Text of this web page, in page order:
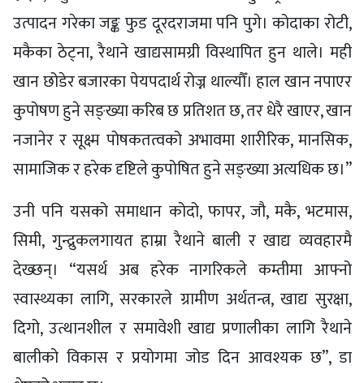
उत्पादन गरेका जङ्क फुड दूरदराजमा पनि पुगे। कोदाका रोटी,
मकैका ठेट्ना, रैथाने खाद्यसामग्री विस्थापित हुन थाले। मही
खान छोडेर बजारका पेयपदार्थ रोज्न थाल्यौँ। हाल खान नपाएर
कुपोषण हुने सङ्ख्या करिब छ प्रतिशत छ, तर धेरै खाएर, खान
नजानेर र सूक्ष्म पोषकतत्वको अभावमा शारीरिक, मानसिक,
सामाजिक र हरेक दृष्टिले कुपोषित हुने सङ्ख्या अत्यधिक छ।”
उनी पनि यसको समाधान कोदो, फापर, जौ, मकै, भटमास,
सिमी, गुन्द्रुकलगायत हाम्रा रैथाने बाली र खाद्य व्यवहारमै
देख्छन्। “यसर्थ अब हरेक नागरिकले कम्तीमा आफ्नो
स्वास्थ्यका लागि, सरकारले ग्रामीण अर्थतन्त्र, खाद्य सुरक्षा,
दिगो, उत्थानशील र समावेशी खाद्य प्रणालीका लागि रैथाने
बालीको विकास र प्रयोगमा जोड दिन आवश्यक छ”, डा